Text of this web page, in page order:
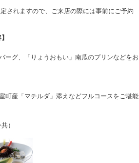
されますので、ご来店の際には事前にご予約
ーグ、「りょうおもい」南瓜のプリンなどをお
町産「マチルダ」添えなどフルコースをご堪能
）